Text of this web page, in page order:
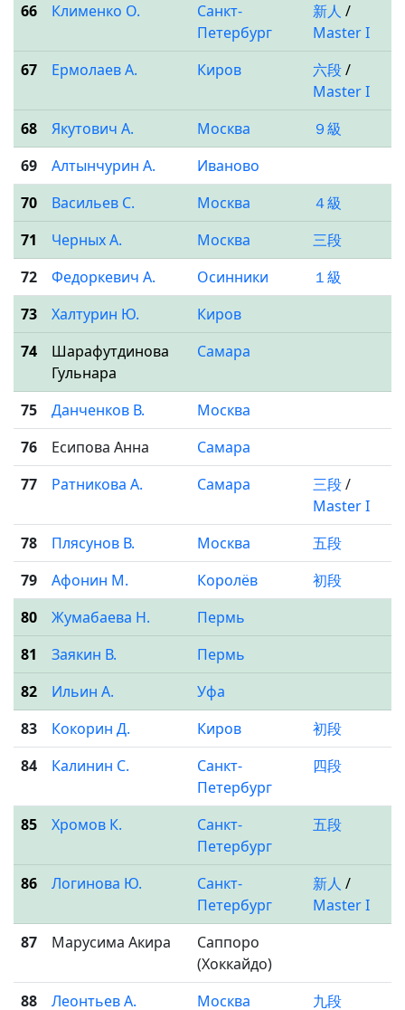
66
Клименко О.
Санкт-
Петербург
新人 /
Master I
67
Ермолаев А. Киров 六段/
Master I
68
Якутович А. Москва
９級
69
Алтынчурин А.
Иваново
70
Васильев С. Москва
４級
71
Черных А. Москва
三段
72
Федоркевич А. Осинники
１級
73
Халтурин Ю.
Киров
74
Шарафутдинова
Гульнара
Самара
75 Данченков В.
Москва
76
Есипова Анна
Самара
77
Ратникова А. Самара 三段/
Master I
78
Плясунов В. Москва
五段
79
Афонин М. Королёв
初段
80
Жумабаева Н.
Пермь
81
Заякин В.
Пермь
82
Ильин А.
Уфа
83
Кокорин Д. Киров
初段
84
Калинин С.
Санкт-
Петербург
四段
85 Хромов К.
Санкт-
Петербург
五段
86 Логинова Ю.
Санкт-
Петербург
新人 /
Master I
87
Марусима Акира
Саппоро
(Хоккайдо)
88
Леонтьев А. Москва 九段